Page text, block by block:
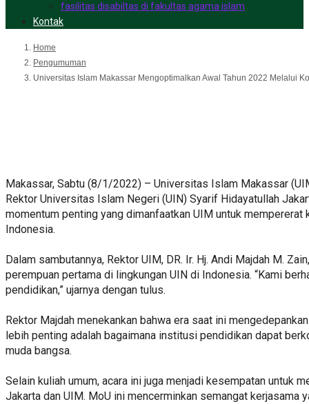
fasilitas disabiltas di fakultas agama islam
Kontak
Home
Pengumuman
Universitas Islam Makassar Mengoptimalkan Awal Tahun 2022 Melalui
Makassar, Sabtu (8/1/2022) – Universitas Islam Makassar
Rektor Universitas Islam Negeri (UIN) Syarif Hidayatullah
momentum penting yang dimanfaatkan UIM untuk
Indonesia.
Dalam sambutannya, Rektor UIM, DR. Ir. Hj. Andi Majdah M.
perempuan pertama di lingkungan UIN di Indonesia. “Kami
pendidikan,” ujarnya dengan tulus.
Rektor Majdah menekankan bahwa era saat ini
lebih penting adalah bagaimana institusi pendidikan dapat
muda bangsa.
Selain kuliah umum, acara ini juga menjadi kesempatan untuk
Jakarta dan UIM. MoU ini mencerminkan semangat kerjasama